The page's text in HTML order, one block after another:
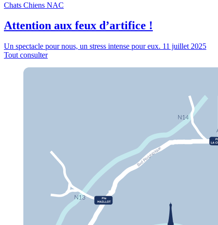
Chats Chiens NAC
Attention aux feux d’artifice !
Un spectacle pour nous, un stress intense pour eux. 11 juillet 2025
Tout consulter